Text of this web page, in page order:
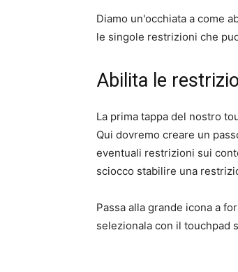
Diamo un'occhiata a come
le singole restrizioni che
Abilita le
La prima tappa del nostro
Qui dovremo creare un
eventuali restrizioni sui
sciocco stabilire una
Passa alla grande icona a
selezionala con il touchpad